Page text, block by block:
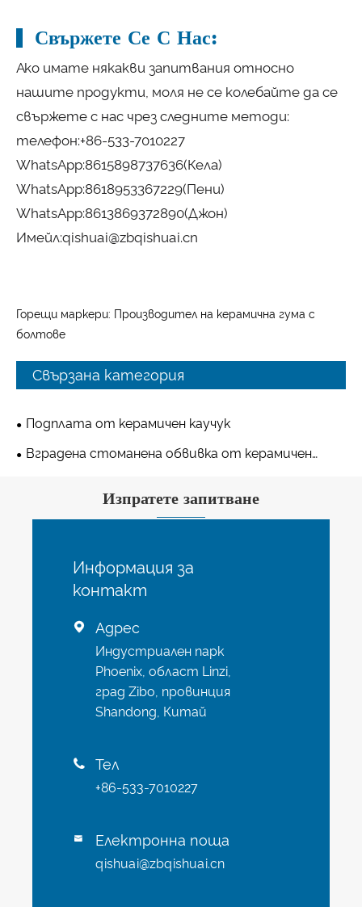
Свържете Се С Нас:
Ако имате някакви запитвания относно
нашите продукти, моля не се колебайте да се
свържете с нас чрез следните методи:
телефон:+86-533-7010227
WhatsApp:8615898737636(Кела)
WhatsApp:8618953367229(Пени)
WhatsApp:8613869372890(Джон)
Имейл:qishuai@zbqishuai.cn
Горещи маркери: Производител на керамична гума с
болтове
Свързана категория
Подплата от керамичен каучук
Вградена стоманена обвивка от керамичен
Изпратете запитване
Информация за
контакт
 Адрес
Индустриален парк
Phoenix, област Linzi,
град Zibo, провинция
Shandong, Китай
 Тел
+86-533-7010227
 Електронна поща
qishuai@zbqishuai.cn